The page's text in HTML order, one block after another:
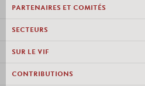
PARTENAIRES ET COMITÉS
SECTEURS
SUR LE VIF
CONTRIBUTIONS